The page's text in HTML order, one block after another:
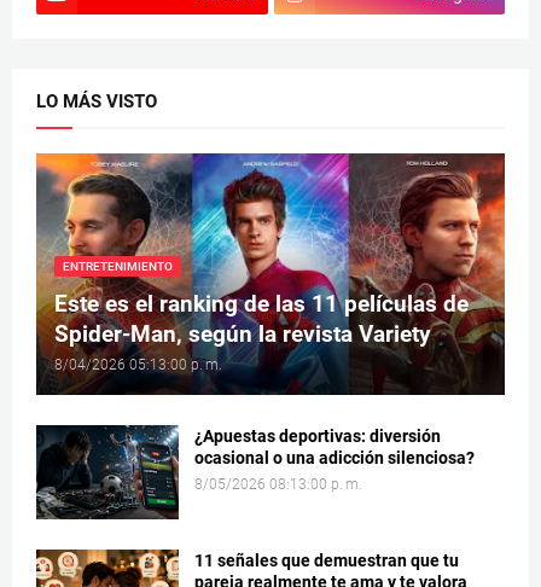
LO MÁS VISTO
ENTRETENIMIENTO
Este es el ranking de las 11 películas de
Spider-Man, según la revista Variety
8/04/2026 05:13:00 p. m.
¿Apuestas deportivas: diversión
ocasional o una adicción silenciosa?
8/05/2026 08:13:00 p. m.
11 señales que demuestran que tu
pareja realmente te ama y te valora